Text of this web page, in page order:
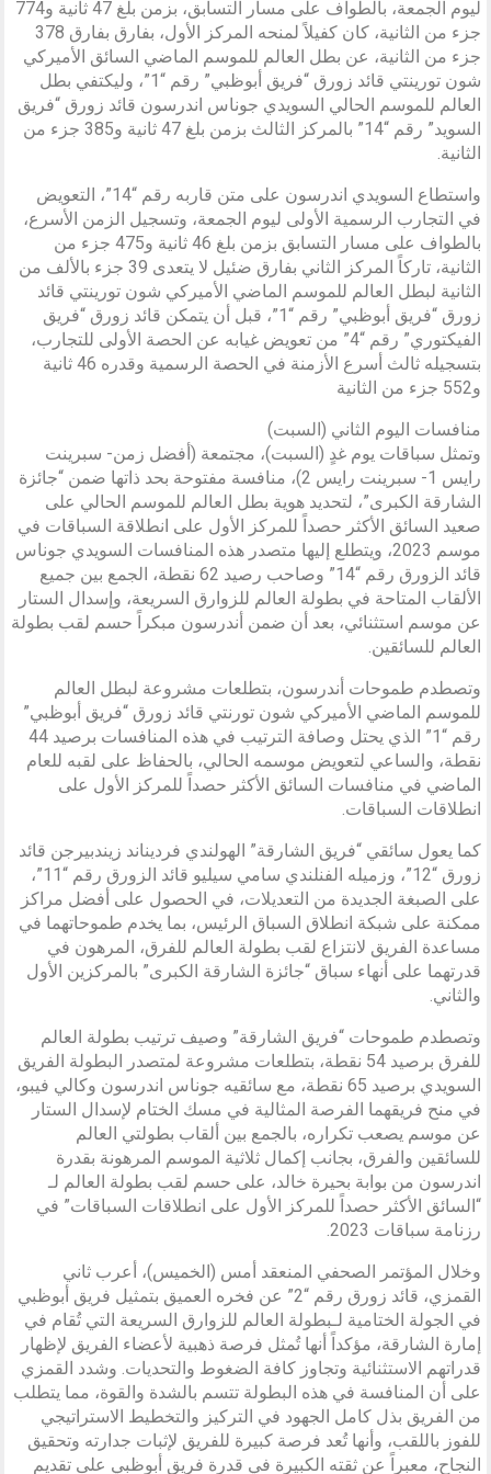
ليوم الجمعة، بالطواف على مسار التسابق، بزمن بلغ 47 ثانية و774
جزء من الثانية، كان كفيلاً لمنحه المركز الأول، بفارق بفارق 378
جزء من الثانية، عن بطل العالم للموسم الماضي السائق الأميركي
شون تورينتي قائد زورق “فريق أبوظبي” رقم “1”، وليكتفي بطل
العالم للموسم الحالي السويدي جوناس اندرسون قائد زورق “فريق
السويد” رقم “14” بالمركز الثالث بزمن بلغ 47 ثانية و385 جزء من
الثانية.
واستطاع السويدي اندرسون على متن قاربه رقم “14”، التعويض
في التجارب الرسمية الأولى ليوم الجمعة، وتسجيل الزمن الأسرع،
بالطواف على مسار التسابق بزمن بلغ 46 ثانية و475 جزء من
الثانية، تاركاً المركز الثاني بفارق ضئيل لا يتعدى 39 جزء بالألف من
الثانية لبطل العالم للموسم الماضي الأميركي شون تورينتي قائد
زورق “فريق أبوظبي” رقم “1”، قبل أن يتمكن قائد زورق “فريق
الفيكتوري” رقم “4” من تعويض غيابه عن الحصة الأولى للتجارب،
بتسجيله ثالث أسرع الأزمنة في الحصة الرسمية وقدره 46 ثانية
و552 جزء من الثانية
منافسات اليوم الثاني (السبت)
وتمثل سباقات يوم غدٍ (السبت)، مجتمعة (أفضل زمن- سبرينت
رايس 1- سبرينت رايس 2)، منافسة مفتوحة بحد ذاتها ضمن “جائزة
الشارقة الكبرى”، لتحديد هوية بطل العالم للموسم الحالي على
صعيد السائق الأكثر حصداً للمركز الأول على انطلاقة السباقات في
موسم 2023، ويتطلع إليها متصدر هذه المنافسات السويدي جوناس
قائد الزورق رقم “14” وصاحب رصيد 62 نقطة، الجمع بين جميع
الألقاب المتاحة في بطولة العالم للزوارق السريعة، وإسدال الستار
عن موسم استثنائي، بعد أن ضمن أندرسون مبكراً حسم لقب بطولة
العالم للسائقين.
وتصطدم طموحات أندرسون، بتطلعات مشروعة لبطل العالم
للموسم الماضي الأميركي شون تورنتي قائد زورق “فريق أبوظبي”
رقم “1” الذي يحتل وصافة الترتيب في هذه المنافسات برصيد 44
نقطة، والساعي لتعويض موسمه الحالي، بالحفاظ على لقبه للعام
الماضي في منافسات السائق الأكثر حصداً للمركز الأول على
انطلاقات السباقات.
كما يعول سائقي “فريق الشارقة” الهولندي فرديناند زيندبيرجن قائد
زورق “12”، وزميله الفنلندي سامي سيليو قائد الزورق رقم “11”،
على الصبغة الجديدة من التعديلات، في الحصول على أفضل مراكز
ممكنة على شبكة انطلاق السباق الرئيس، بما يخدم طموحاتهما في
مساعدة الفريق لانتزاع لقب بطولة العالم للفرق، المرهون في
قدرتهما على أنهاء سباق “جائزة الشارقة الكبرى” بالمركزين الأول
والثاني.
وتصطدم طموحات “فريق الشارقة” وصيف ترتيب بطولة العالم
للفرق برصيد 54 نقطة، بتطلعات مشروعة لمتصدر البطولة الفريق
السويدي برصيد 65 نقطة، مع سائقيه جوناس اندرسون وكالي فيبو،
في منح فريقهما الفرصة المثالية في مسك الختام لإسدال الستار
عن موسم يصعب تكراره، بالجمع بين ألقاب بطولتي العالم
للسائقين والفرق، بجانب إكمال ثلاثية الموسم المرهونة بقدرة
اندرسون من بوابة بحيرة خالد، على حسم لقب بطولة العالم لـ
“السائق الأكثر حصداً للمركز الأول على انطلاقات السباقات” في
رزنامة سباقات 2023.
وخلال المؤتمر الصحفي المنعقد أمس (الخميس)، أعرب ثاني
القمزي، قائد زورق رقم “2” عن فخره العميق بتمثيل فريق أبوظبي
في الجولة الختامية لـبطولة العالم للزوارق السريعة التي تُقام في
إمارة الشارقة، مؤكداً أنها تُمثل فرصة ذهبية لأعضاء الفريق لإظهار
قدراتهم الاستثنائية وتجاوز كافة الضغوط والتحديات. وشدد القمزي
على أن المنافسة في هذه البطولة تتسم بالشدة والقوة، مما يتطلب
من الفريق بذل كامل الجهود في التركيز والتخطيط الاستراتيجي
للفوز باللقب، وأنها تُعد فرصة كبيرة للفريق لإثبات جدارته وتحقيق
النجاح، معبراً عن ثقته الكبيرة في قدرة فريق أبوظبي على تقديم